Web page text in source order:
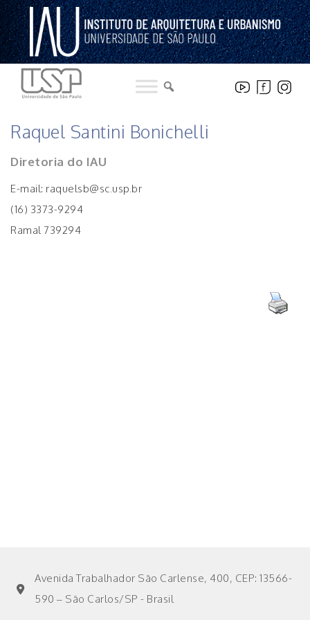
Pular
para
o
conteúdo
Raquel Santini Bonichelli
Diretoria do IAU
E-mail: raquelsb@sc.usp.br
(16) 3373-9294
Ramal 739294
Avenida Trabalhador São Carlense, 400, CEP: 13566-
590 – São Carlos/SP - Brasil